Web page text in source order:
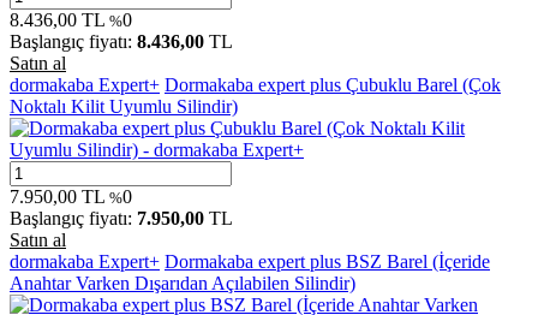
8.436,00 TL %0
Başlangıç fiyatı: 8.436,00 TL
Satın al
dormakaba Expert+ Dormakaba expert plus Çubuklu Barel (Çok
Noktalı Kilit Uyumlu Silindir)
7.950,00 TL %0
Başlangıç fiyatı: 7.950,00 TL
Satın al
dormakaba Expert+ Dormakaba expert plus BSZ Barel (İçeride
Anahtar Varken Dışarıdan Açılabilen Silindir)